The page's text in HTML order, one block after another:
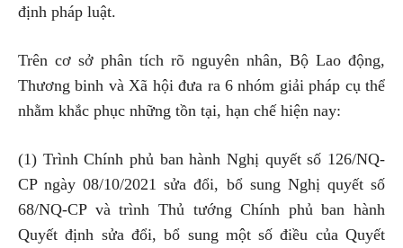
định pháp luật.
Trên cơ sở phân tích rõ nguyên nhân, Bộ Lao động,
Thương binh và Xã hội đưa ra 6 nhóm giải pháp cụ thể
nhằm khắc phục những tồn tại, hạn chế hiện nay:
(1) Trình Chính phủ ban hành Nghị quyết số 126/NQ-
CP ngày 08/10/2021 sửa đổi, bổ sung Nghị quyết số
68/NQ-CP và trình Thủ tướng Chính phủ ban hành
Quyết định sửa đổi, bổ sung một số điều của Quyết